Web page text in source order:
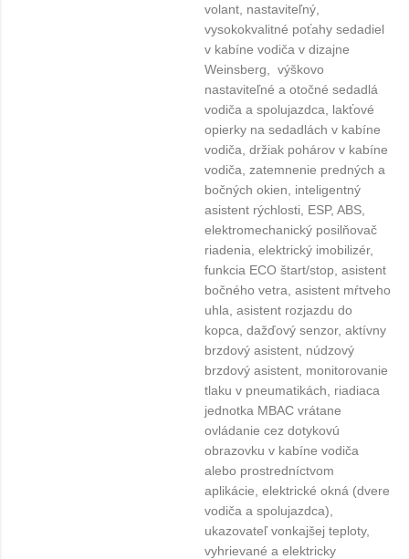
volant, nastaviteľný,
vysokokvalitné poťahy sedadiel
v kabíne vodiča v dizajne
Weinsberg, výškovo
nastaviteľné a otočné sedadlá
vodiča a spolujazdca, lakťové
opierky na sedadlách v kabíne
vodiča, držiak pohárov v kabíne
vodiča, zatemnenie predných a
bočných okien, inteligentný
asistent rýchlosti, ESP, ABS,
elektromechanický posilňovač
riadenia, elektrický imobilizér,
funkcia ECO štart/stop, asistent
bočného vetra, asistent mŕtveho
uhla, asistent rozjazdu do
kopca, dažďový senzor, aktívny
brzdový asistent, núdzový
brzdový asistent, monitorovanie
tlaku v pneumatikách, riadiaca
jednotka MBAC vrátane
ovládanie cez dotykovú
obrazovku v kabíne vodiča
alebo prostredníctvom
aplikácie, elektrické okná (dvere
vodiča a spolujazdca),
ukazovateľ vonkajšej teploty,
vyhrievané a elektricky